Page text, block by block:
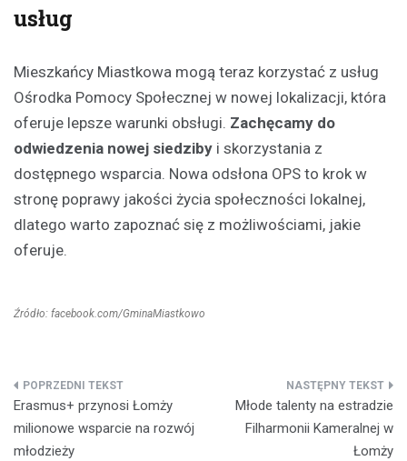
usług
Mieszkańcy Miastkowa mogą teraz korzystać z usług
Ośrodka Pomocy Społecznej w nowej lokalizacji, która
oferuje lepsze warunki obsługi. Zachęcamy do
odwiedzenia nowej siedziby i skorzystania z
dostępnego wsparcia. Nowa odsłona OPS to krok w
stronę poprawy jakości życia społeczności lokalnej,
dlatego warto zapoznać się z możliwościami, jakie
oferuje.
Źródło: facebook.com/GminaMiastkowo
Nawigacja
wpisu
Erasmus+ przynosi Łomży
milionowe wsparcie na rozwój
młodzieży
Młode talenty na estradzie
Filharmonii Kameralnej w
Łomży